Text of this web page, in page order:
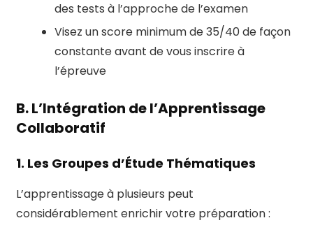
des tests à l’approche de l’examen
Visez un score minimum de 35/40 de façon
constante avant de vous inscrire à
l’épreuve
B. L’Intégration de l’Apprentissage
Collaboratif
1. Les Groupes d’Étude Thématiques
L’apprentissage à plusieurs peut
considérablement enrichir votre préparation :